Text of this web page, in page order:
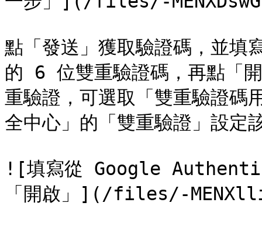
點「發送」獲取驗證碼，
的 6 位雙重驗證碼，再點「
重驗證，可選取「雙重驗證碼
全中心」的「雙重驗證」設定
![填寫從 Google
「開啟」](/files/-